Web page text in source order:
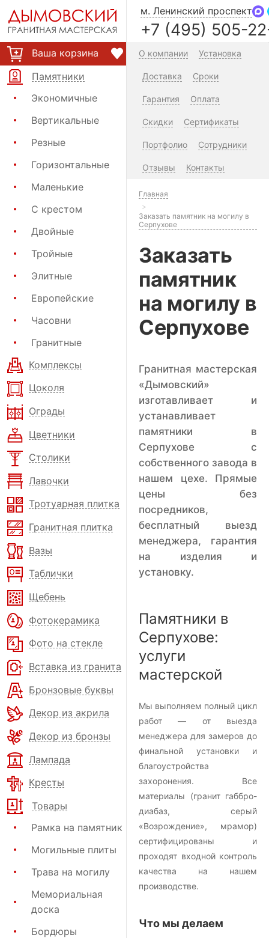
Ваша корзина
Памятники
Экономичные
Вертикальные
Резные
Горизонтальные
Маленькие
С крестом
Двойные
Тройные
Элитные
Европейские
Часовни
Гранитные
Комплексы
Цоколя
Ограды
Цветники
Столики
Лавочки
Тротуарная плитка
Гранитная плитка
Вазы
Таблички
Щебень
Фотокерамика
Фото на стекле
Вставка из гранита
Бронзовые буквы
Декор из акрила
Декор из бронзы
Лампада
Кресты
Товары
Рамка на памятник
Могильные плиты
Трава на могилу
Мемориальная
доска
Бордюры
м. Ленинский проспект
+7 (495) 505-
О компании Установка
Доставка Сроки
Гарантия Оплата
Скидки Сертификаты
Портфолио Сотрудники
Отзывы Контакты
Главная
Заказать памятник на могилу в
Серпухове
Заказать
памятник
на могилу в
Серпухове
Гранитная мастерская
«Дымовский»
изготавливает и
устанавливает
памятники в
Серпухове с
собственного завода в
нашем цехе. Прямые
цены без
посредников,
бесплатный выезд
менеджера, гарантия
на изделия и
установку.
Памятники в
Серпухове:
услуги
мастерской
Мы выполняем полный цикл
работ — от выезда
менеджера для замеров до
финальной установки и
благоустройства
захоронения. Все
материалы (гранит габбро-
диабаз, серый
«Возрождение», мрамор)
сертифицированы и
проходят входной контроль
качества на нашем
производстве.
Что мы делаем